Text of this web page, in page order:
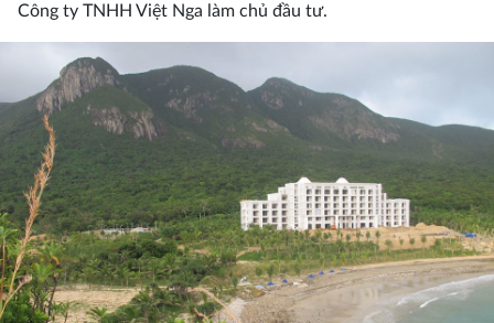
Công ty TNHH Việt Nga làm chủ đầu tư.